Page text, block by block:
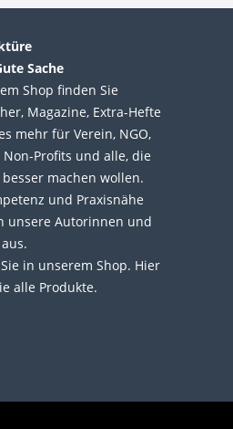
Sache
Shop finden Sie
Magazine, Extra-Hefte
mehr für Verein, NGO,
Profits und alle, die
machen wollen.
und Praxisnähe
unsere Autorinnen und
in unserem Shop. Hier
alle Produkte.